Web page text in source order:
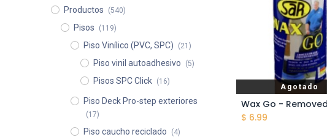
Productos
(540)
Pisos (119)
Piso Vinílico (PVC, SPC) (21)
Piso vinil autoadhesivo (5)
Pisos SPC Click (16)
Piso Deck Pro-step exteriores
(17)
Piso caucho reciclado (4)
Agotado
$ 6.99